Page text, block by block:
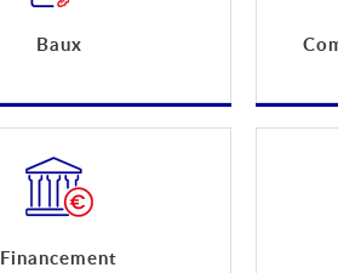
Baux
Financement